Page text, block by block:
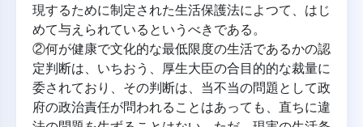
現するために制定された生活保護法によつて、はじ
めて与えられているというべきである。
②何が健康で文化的な最低限度の生活であるかの認
定判断は、いちおう、厚生大臣の合目的的な裁量に
委されており、その判断は、当不当の問題として政
府の政治責任が問われることはあっても、直ちに違